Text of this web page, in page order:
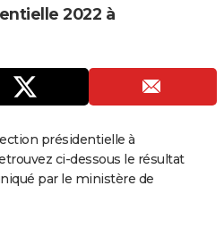
2022 à
présidentielle à
ci-dessous le résultat
par le ministère de